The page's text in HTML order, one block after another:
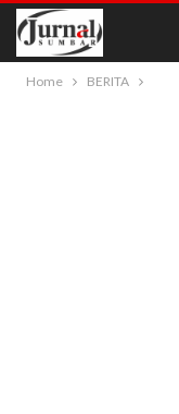
Home BERITA